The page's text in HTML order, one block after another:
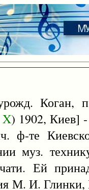
Коган,
X) 1902, Киев]
ф-те
муз.
Ей
М. И.